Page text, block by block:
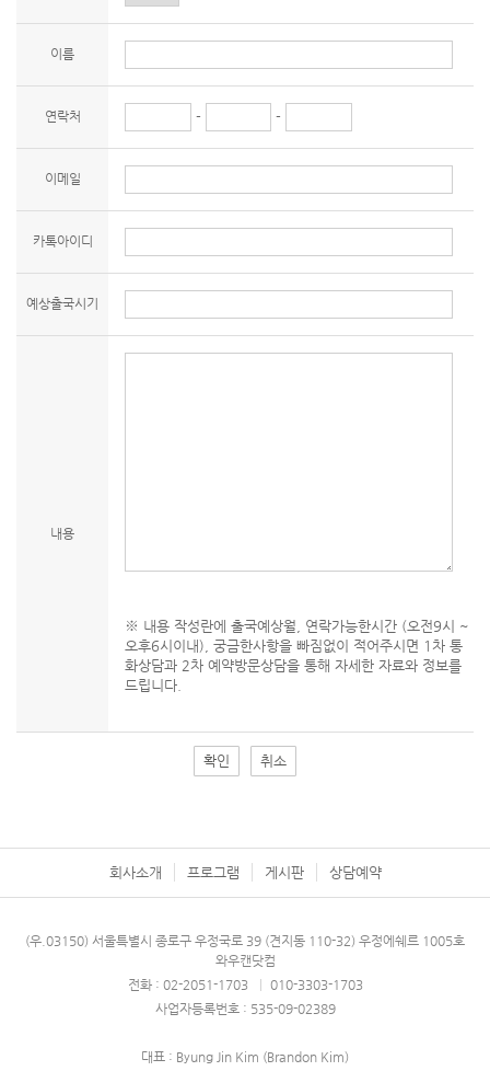
이름
연락처 - -
이메일
카톡아이디
예상출국시기
내용
※ 내용 작성란에 출국예상월, 연락가능한시간 (오전9시 ~
오후6시이내), 궁금한사항을 빠짐없이 적어주시면 1차 통
화상담과 2차 예약방문상담을 통해 자세한 자료와 정보를
드립니다.
확인 취소
회사소개 프로그램 게시판 상담예약
(우.03150) 서울특별시 종로구 우정국로 39 (견지동 110-32) 우정에쉐르 1005호
와우캔닷컴
전화 : 02-2051-1703
| 010-3303-1703
사업자등록번호 : 535-09-02389
대표 : Byung Jin Kim (Brandon Kim)